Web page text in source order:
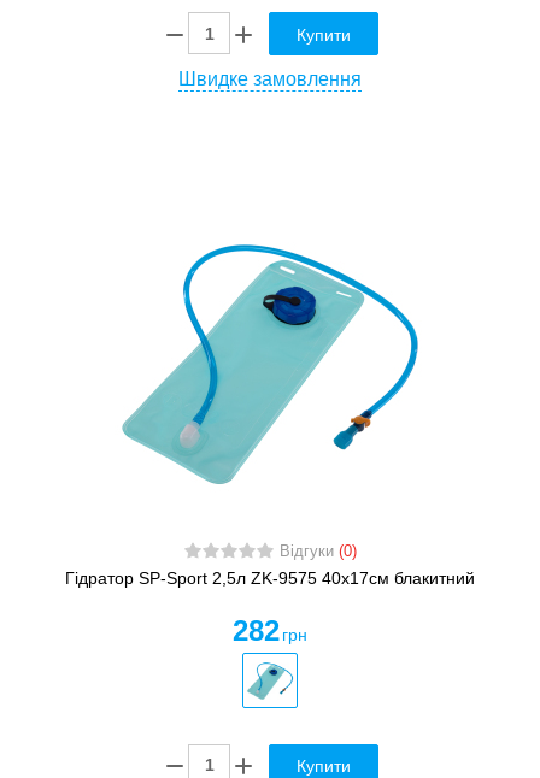
Купити
Швидке замовлення
Відгуки (0)
Гідратор SP-Sport 2,5л ZK-9575 40x17см блакитний
282 грн
Купити